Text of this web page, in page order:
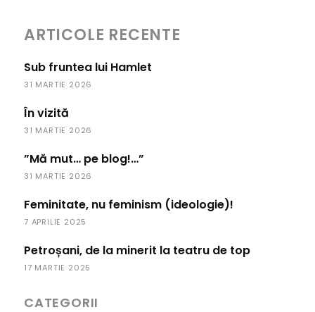
ARTICOLE RECENTE
Sub fruntea lui Hamlet
31 MARTIE 2026
În vizită
31 MARTIE 2026
”Mă mut… pe blog!…”
31 MARTIE 2026
Feminitate, nu feminism (ideologie)!
7 APRILIE 2025
Petroșani, de la minerit la teatru de top
17 MARTIE 2025
CATEGORII